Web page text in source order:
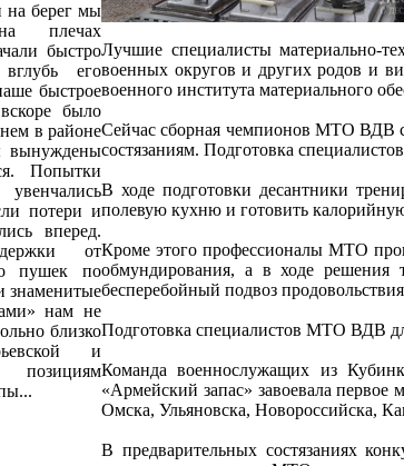
на берег мы
плечах
быстро
вглубь его
быстрое
было
в районе
вынуждены
Попытки
потери и
вперед.
от
пушек по
знаменитые
нам не
близко
и
позициям
Лучшие специалисты материально-
военных округов и других родов и
военного института материального
Сейчас сборная чемпионов МТО ВДВ
состязаниям. Подготовка
В ходе подготовки десантники
полевую кухню и готовить
Кроме этого профессионалы МТО
обмундирования, а в ходе решения
бесперебойный подвоз
Подготовка специалистов МТО ВДВ
Команда военнослужащих из
«Армейский запас» завоевала
Омска, Ульяновска, Новороссийска,
В предварительных состязаниях